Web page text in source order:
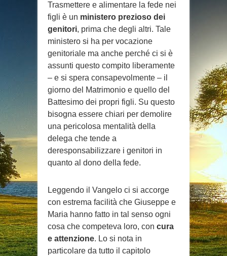
Trasmettere e alimentare la fede nei
figli è un ministero prezioso dei
genitori, prima che degli altri. Tale
ministero si ha per vocazione
genitoriale ma anche perché ci si è
assunti questo compito liberamente
– e si spera consapevolmente – il
giorno del Matrimonio e quello del
Battesimo dei propri figli. Su questo
bisogna essere chiari per demolire
una pericolosa mentalità della
delega che tende a
deresponsabilizzare i genitori in
quanto al dono della fede.
Leggendo il Vangelo ci si accorge
con estrema facilità che Giuseppe e
Maria hanno fatto in tal senso ogni
cosa che competeva loro, con cura
e attenzione. Lo si nota in
particolare da tutto il capitolo